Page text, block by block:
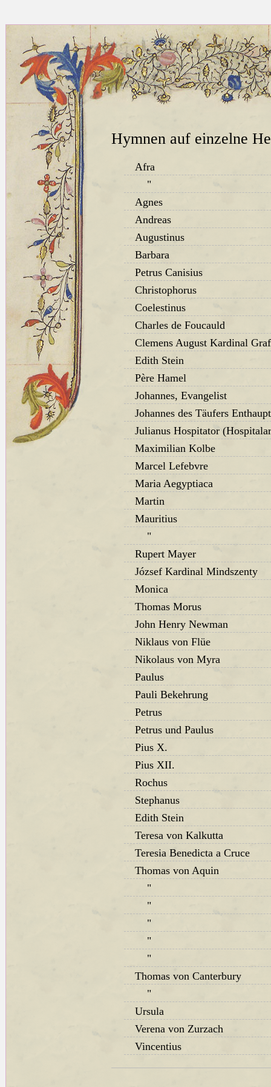
Hymnen auf einzelne
Afra
"
Agnes
Andreas
Augustinus
Barbara
Petrus Canisius
Christophorus
Coelestinus
Charles de Foucauld
Clemens August Kardinal
Edith Stein
Père Hamel
Johannes, Evangelist
Johannes des Täufers
Julianus Hospitator
Maximilian Kolbe
Marcel Lefebvre
Maria Aegyptiaca
Martin
Mauritius
"
Rupert Mayer
József Kardinal Mindszenty
Monica
Thomas Morus
John Henry Newman
Niklaus von Flüe
Nikolaus von Myra
Paulus
Pauli Bekehrung
Petrus
Petrus und Paulus
Pius X.
Pius XII.
Rochus
Stephanus
Edith Stein
Teresa von Kalkutta
Teresia Benedicta a Cruce
Thomas von Aquin
"
"
"
"
"
Thomas von Canterbury
"
Ursula
Verena von Zurzach
Vincentius